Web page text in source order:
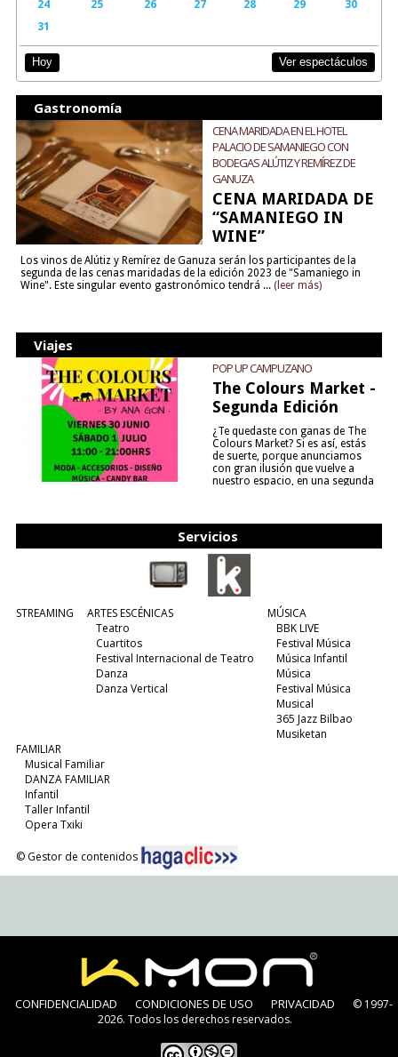
24
25 26 27 28 29
30
31
Hoy Ver espectáculos
Gastronomía
CENA MARIDADA EN EL HOTEL
PALACIO DE SAMANIEGO CON
BODEGAS ALÚTIZ Y REMÍREZ DE
GANUZA
CENA MARIDADA DE
“SAMANIEGO IN
WINE”
Los vinos de Alútiz y Remírez de Ganuza serán los participantes de la
segunda de las cenas maridadas de la edición 2023 de "Samaniego in
Wine". Este singular evento gastronómico tendrá ... (leer más)
Viajes
POP UP CAMPUZANO
The Colours Market -
Segunda Edición
¿Te quedaste con ganas de The
Colours Market? Si es así, estás
de suerte, porque anunciamos
con gran ilusión que vuelve a
nuestro espacio, en una segunda
Servicios
STREAMING
ARTES ESCÉNICAS
Teatro
Cuartitos
Festival Internacional de Teatro
Danza
Danza Vertical
MÚSICA
BBK LIVE
Festival Música
Música Infantil
Música
Festival Música
Musical
365 Jazz Bilbao
Musiketan
FAMILIAR
Musical Familiar
DANZA FAMILIAR
Infantil
Taller Infantil
Opera Txiki
© Gestor de contenidos
CONFIDENCIALIDAD CONDICIONES DE USO PRIVACIDAD
© 1997-
2026. Todos los derechos reservados.